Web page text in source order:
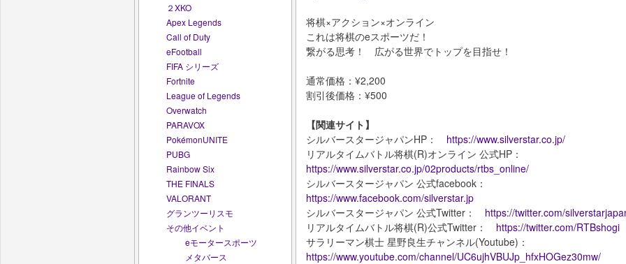
２XKO
Apex Legends
Call of Duty
eFootball
FIFA シリーズ
Fortnite
League of Legends
Overwatch
PARAVOX
PokémonUNITE
PUBG
Rainbow Six
THE FINALS
VALORANT
グランツーリスモ
その他イベント
eモータースポーツ
メタバース
将棋×アクション×オンライン
これは将棋のeスポーツだ！
繋がる思考！ 広がる世界でトップを目指せ！
通常価格：¥2,200
割引後価格：¥500
【関連サイト】
シルバースタージャパンHP： https://www.silverstar.co.jp/
リアルタイムバトル将棋(R)オンライン 公式HP：
https://www.silverstar.co.jp/02products/rtbs_online/
シルバースタージャパン 公式facebook：
https://www.facebook.com/silverstar.jp
シルバースタージャパン 公式Twitter： https://twitter.com/
リアルタイムバトル将棋(R)公式Twitter： https://twitter.com/RTBshogi
サラリーマン棋士 星野良生チャンネル(Youtube)：
https://www.youtube.com/channel/UC6ujhVBUJp_hfxHOGez30mw/